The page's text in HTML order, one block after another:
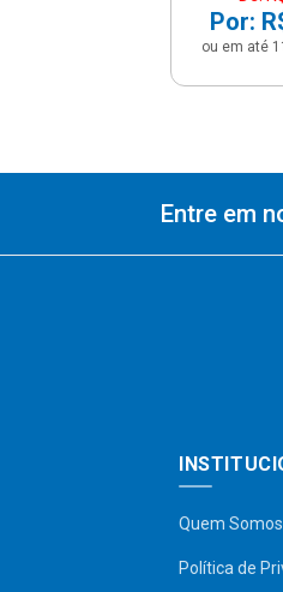
Por:
ou em até
Entre em
Quem Somos
Política de